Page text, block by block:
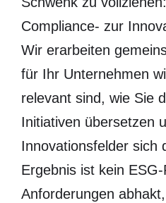
Compliance- zur
Wir erarbeiten
für Ihr Unternehmen
relevant sind, wie Sie
Initiativen übersetzen
Innovationsfelder sich
Ergebnis ist kein
Anforderungen